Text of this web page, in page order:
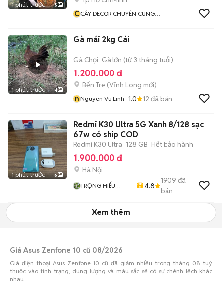
1 phút trước 5
CCÂY DECOR CHUYÊN CUNG
1 phút trước 4
Gà mái 2kg Cái
Gà Chọi Gà lớn (từ 3 tháng tuổi)
1.200.000 đ
Bến Tre (Vĩnh Long mới)
nNguyen Vu Linh 1.0 12 đã bán
1 phút trước 6
Redmi K30 Ultra 5G Xanh 8/128 sạc
67w có ship COD
Redmi K30 Ultra 128 GB Hết bảo hành
1.900.000 đ
Hà Nội
TRỌNG HIẾU
4.8
1909 đã
bán
Xem thêm
Giá Asus Zenfone 10 cũ 08/2026
Giá điện thoại Asus Zenfone 10 cũ đã giảm nhiều trong tháng 08 tuỳ
thuộc vào tình trạng, dung lượng và màu sắc sẽ có sự chênh lệch khác
nhau.